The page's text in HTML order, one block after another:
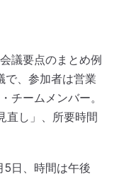
議要点のまとめ例
で、参加者は営業
チームメンバー。
直し」、所要時間
5日、時間は午後